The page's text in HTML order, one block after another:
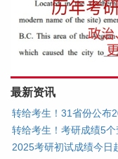
最新资讯
转给考生！31省份公布
转给考生！考研成绩5
2025考研初试成绩今日